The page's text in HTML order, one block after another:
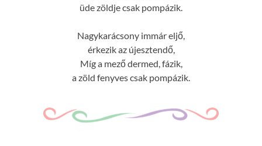
üde zöldje csak pompázik.
Nagykarácsony immár eljő,
érkezik az újesztendő,
Míg a mező dermed, fázik,
a zöld fenyves csak pompázik.